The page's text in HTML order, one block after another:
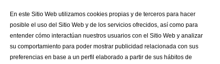
En este Sitio Web utilizamos cookies propias y de terceros para hacer
posible el uso del Sitio Web y de los servicios ofrecidos, así como para
entender cómo interactúan nuestros usuarios con el Sitio Web y analizar
su comportamiento para poder mostrar publicidad relacionada con sus
preferencias en base a un perfil elaborado a partir de sus hábitos de